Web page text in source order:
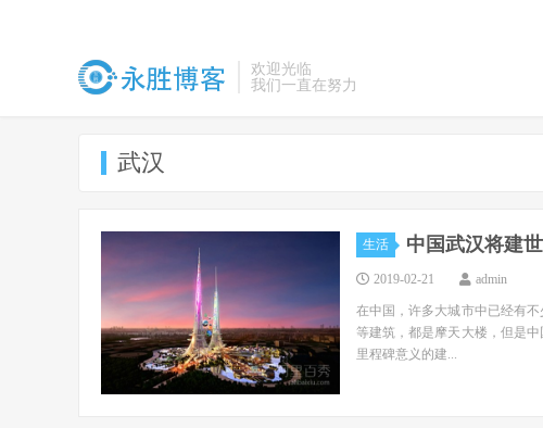
欢迎光临
我们一直在努力
武汉
生活 中国武汉将建
2019-02-21 admin
在中国，许多大城市中已经有
等建筑，都是摩天大楼，但是
里程碑意义的建...